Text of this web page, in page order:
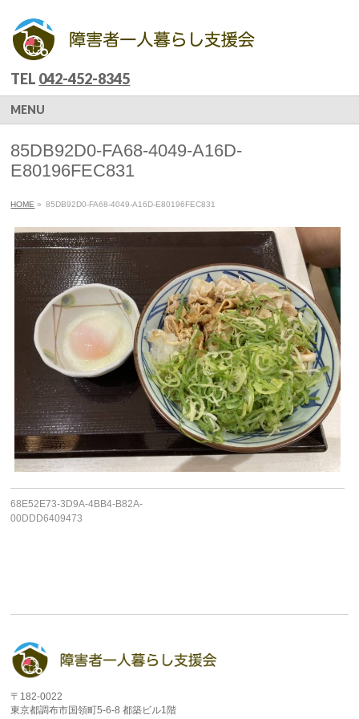
TEL 042-452-8345
MENU
85DB92D0-FA68-4049-A16D-
E80196FEC831
HOME » 85DB92D0-FA68-4049-A16D-E80196FEC831
68E52E73-3D9A-4BB4-B82A-
00DDD6409473
〒182-0022
東京都調布市国領町5-6-8 都築ビル1階